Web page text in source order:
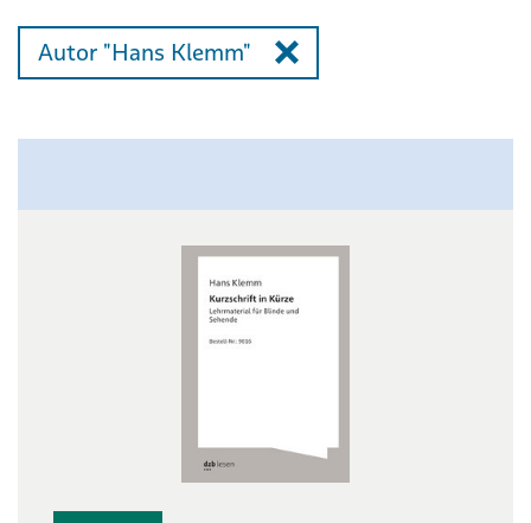
Autor "Hans Klemm"